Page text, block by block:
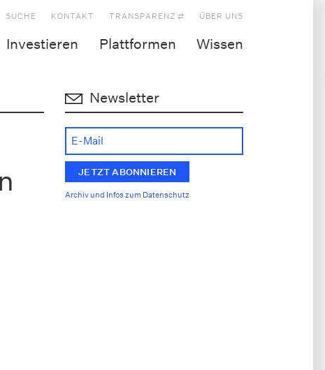
SUCHE KONTAKT TRANSPARENZ ⇄ ÜBER UNS
Investieren Plattformen Wissen
Newsletter
Archiv und Infos zum Datenschutz